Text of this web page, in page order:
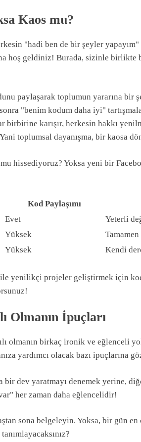
Kaos mu?
"hadi ben de bir şeyler
hoş geldiniz! Burada, sizinle birlikte
paylaşarak toplumun yararına bir
"benim kodum daha iyi"
birbirine karışır, herkesin hakkı
toplumsal dayanışma, bir kaosa
hissediyoruz? Yoksa yeni bir
Kod Paylaşımı
Evet
Yeterli
Yüksek
Yüksek Kendi
yenilikçi projeler geliştirmek için kod
Olmanın İpuçları
olmanın birkaç ironik ve eğlenceli
yardımcı olacak bazı ipuçlarına
bir dev yaratmayı denemek yerine,
her zaman daha eğlencelidir!
sona belgeleyin. Yoksa, bir gün